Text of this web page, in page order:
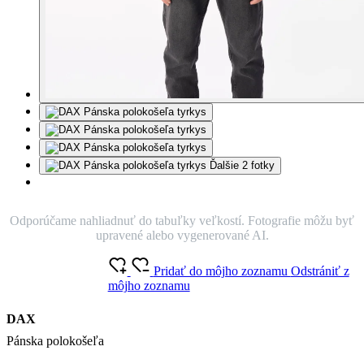
Ďalšie 2 fotky
Odporúčame nahliadnuť do tabuľky veľkostí. Fotografie môžu byť
upravené alebo vygenerované AI.
DAX
Pánska polokošeľa
Pridať do môjho zoznamu Odstrániť z
môjho zoznamu